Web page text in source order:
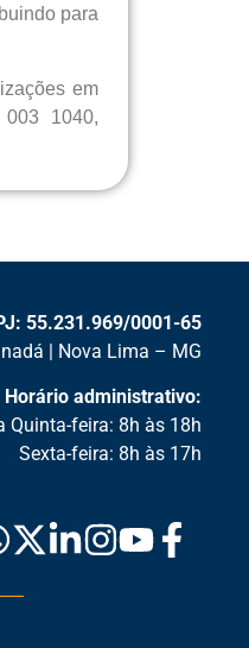
para
em
1040,
55.231.969/0001-65
| Nova Lima – MG
Horário administrativo:
Quinta-feira: 8h às 18h
Sexta-feira: 8h às 17h